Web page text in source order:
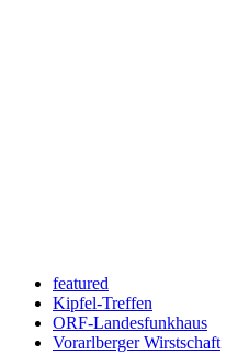
featured
Kipfel-Treffen
ORF-Landesfunkhaus
Vorarlberger Wirstschaft